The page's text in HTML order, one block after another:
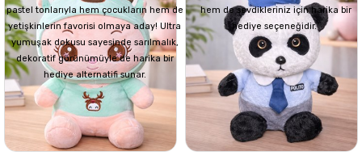
pastel tonlarıyla hem çocukların hem de
yetişkinlerin favorisi olmaya aday! Ultra
yumuşak dokusu sayesinde sarılmalık,
dekoratif görünümüyle de harika bir
hediye alternatifi sunar.
hem de sevdikleriniz için harika bir
hediye seçeneğidir.